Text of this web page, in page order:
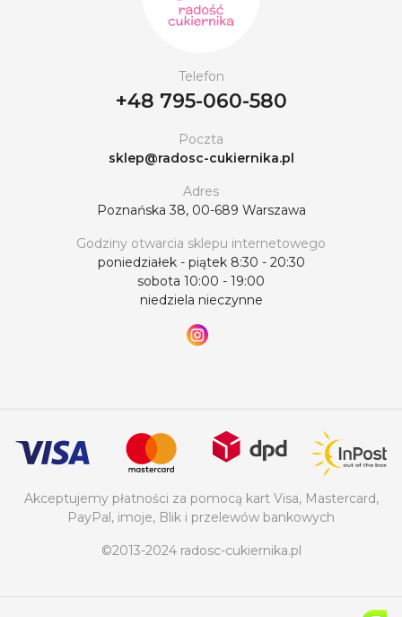
Telefon
+48 795-060-580
Poczta
sklep@radosc-cukiernika.pl
Adres
Poznańska 38, 00-689 Warszawa
Godziny otwarcia sklepu internetowego
poniedziałek - piątek 8:30 - 20:30
sobota 10:00 - 19:00
niedziela nieczynne
Akceptujemy płatności za pomocą kart Visa, Mastercard,
PayPal, imoje, Blik i przelewów bankowych
©2013-2024 radosc-cukiernika.pl